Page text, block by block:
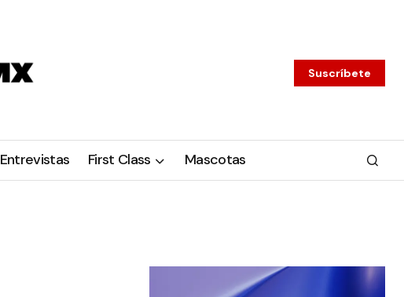
Suscríbete
Entrevistas First Class Mascotas